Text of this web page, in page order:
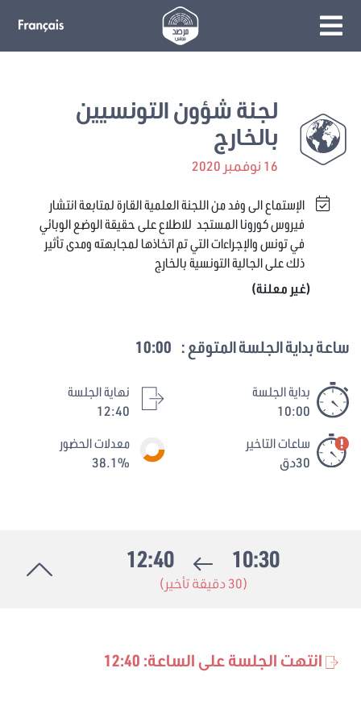
لجنة شؤون التونسيين
بالخارج
16 نوفمبر 2020
الإستماع الى وفد من اللجنة العلمية القارة لمتابعة انتشار
فيروس كورونا المستجد للاطلاع على حقيقة الوضع الوبائي
في تونس والإجراءات التي تم اتخاذها لمجابهته ومدى تأثير
ذلك على الجالية التونسية بالخارج
(غير معلنة)
ساعة بداية الجلسة المتوقع : 10:00
بداية الجلسة
10:00
نهاية الجلسة
12:40
ساعات التاخير
30دق
معدلات الحضور
38.1%
10:30
12:40
(30 دقيقة تأخير)
انتهت الجلسة على الساعة: 12:40